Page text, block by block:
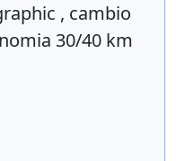
, cambio
30/40 km